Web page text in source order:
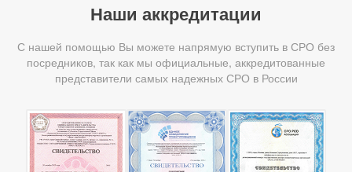
Наши аккредитации
С нашей помощью Вы можете напрямую вступить в СРО без
посредников, так как мы официальные, аккредитованные
представители самых надежных СРО в России